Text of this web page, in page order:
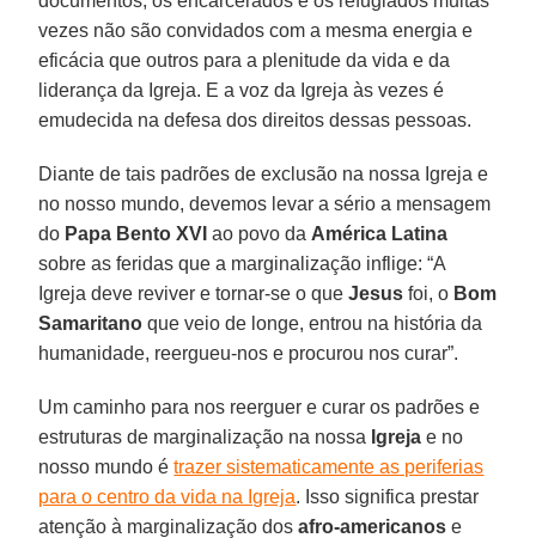
vezes não são convidados com a mesma energia e
eficácia que outros para a plenitude da vida e da
liderança da Igreja. E a voz da Igreja às vezes é
emudecida na defesa dos direitos dessas pessoas.
Diante de tais padrões de exclusão na nossa Igreja e
no nosso mundo, devemos levar a sério a mensagem
do Papa Bento XVI ao povo da América Latina
sobre as feridas que a marginalização inflige: “A
Igreja deve reviver e tornar-se o queJesus foi, o Bom
Samaritano que veio de longe, entrou na história da
humanidade, reergueu-nos e procurou nos curar”.
Um caminho para nos reerguer e curar os padrões e
estruturas de marginalização na nossa Igreja e no
nosso mundo étrazer sistematicamente as periferias
para o centro da vida na Igreja. Isso significa prestar
atenção à marginalização dosafro-americanos e